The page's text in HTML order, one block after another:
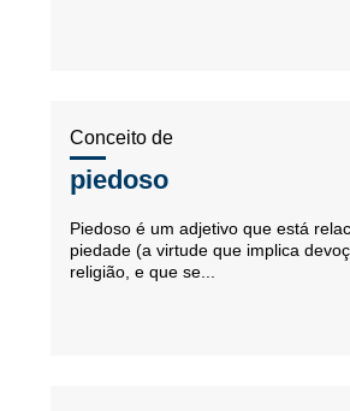
Conceito de
piedoso
Piedoso é um adjetivo que está
piedade (a virtude que implica
religião, e que se...